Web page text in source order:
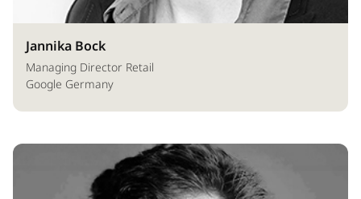
Jannika Bock
Managing Director Retail
Google Germany